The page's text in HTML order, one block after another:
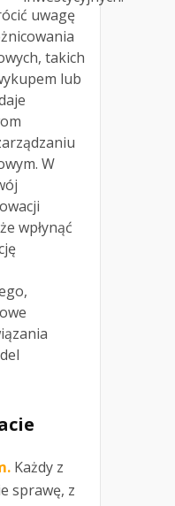
uwagę
takich
lub
W
wpłynąć
Każdy z
sprawę, z